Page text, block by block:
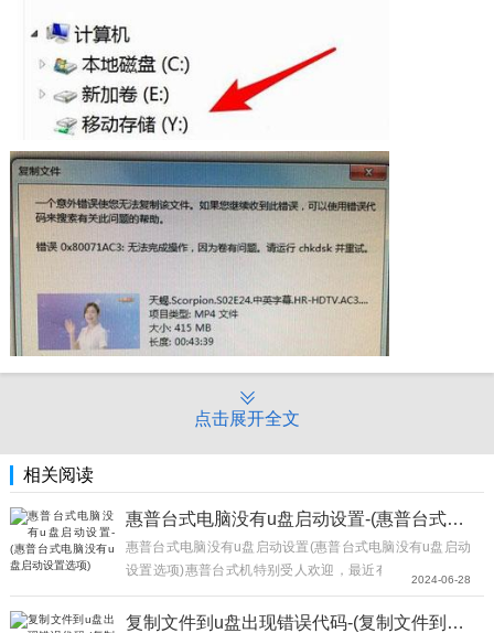
点击展开全文
相关阅读
惠普台式电脑没有u盘启动设置-(惠普台式电脑没有u盘启动设置选项)
惠普台式电脑没有u盘启动设置(惠普台式电脑没有u盘启动
设置选项)惠普台式机特别受人欢迎，最近有一些朋友在问
小编，惠普台式机怎么bios设置u盘启动?其实设置方法并不
难，下面小编教你安装win10系统前...
2024-06-28
复制文件到u盘出现错误代码-(复制文件到u盘出现错误代码怎么办)